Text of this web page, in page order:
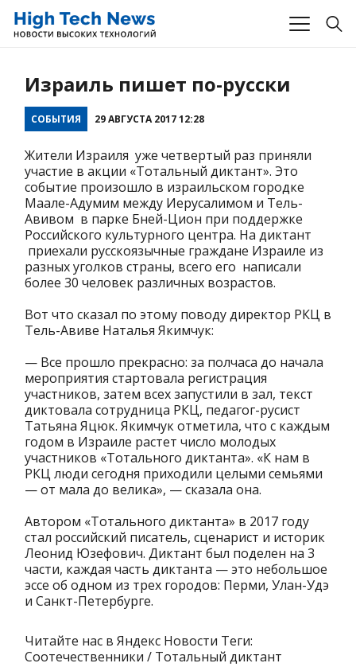
Израиль пишет по-русски
СОБЫТИЯ 29 АВГУСТА 2017 12:28
Жители Израиля уже четвертый раз приняли
участие в акции «Тотальный диктант». Это
событие произошло в израильском городке
Маале-Адумим между Иерусалимом и Тель-
Авивом в парке Бней-Цион при поддержке
Российского культурного центра. На диктант
приехали русскоязычные граждане Израиле из
разных уголков страны, всего его написали
более 30 человек различных возрастов.
Вот что сказал по этому поводу директор РКЦ в
Тель-Авиве Наталья Якимчук:
— Все прошло прекрасно: за полчаса до начала
мероприятия стартовала регистрация
участников, затем всех запустили в зал, текст
диктовала сотрудница РКЦ, педагог-русист
Татьяна Яцюк. Якимчук отметила, что с каждым
годом в Израиле растет число молодых
участников «Тотального диктанта». «К нам в
РКЦ люди сегодня приходили целыми семьями
— от мала до велика», — сказала она.
Автором «Тотального диктанта» в 2017 году
стал российский писатель, сценарист и историк
Леонид Юзефович. Диктант был поделен на 3
части, каждая часть диктанта — это небольшое
эссе об одном из трех городов: Перми, Улан-Удэ
и Санкт-Петербурге.
Читайте нас в Яндекс Новости Теги:
Соотечественники / Тотальный диктант